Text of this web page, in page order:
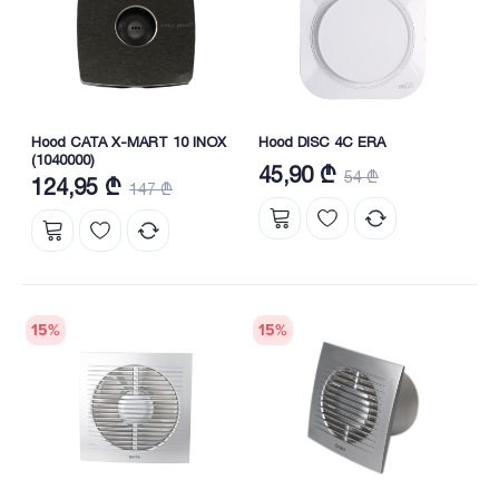
Hood CATA X-MART 10 INOX
(1040000)
124,95 ₾ 147 ₾
Hood DISC 4C ERA
45,90 ₾ 54 ₾
15% 15%